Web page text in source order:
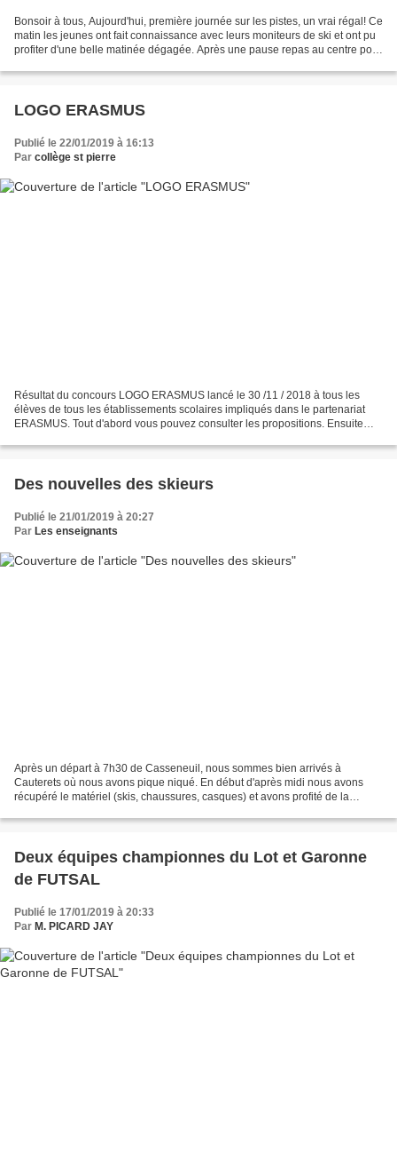
Bonsoir à tous, Aujourd'hui, première journée sur les pistes, un vrai régal! Ce
matin les jeunes ont fait connaissance avec leurs moniteurs de ski et ont pu
profiter d'une belle matinée dégagée. Après une pause repas au centre pour
LOGO ERASMUS
Publié le 22/01/2019 à 16:13
Par collège st pierre
Résultat du concours LOGO ERASMUS lancé le 30 /11 / 2018 à tous les
élèves de tous les établissements scolaires impliqués dans le partenariat
ERASMUS. Tout d'abord vous pouvez consulter les propositions. Ensuite
Des nouvelles des skieurs
Publié le 21/01/2019 à 20:27
Par Les enseignants
Après un départ à 7h30 de Casseneuil, nous sommes bien arrivés à
Cauterets où nous avons pique niqué. En début d'après midi nous avons
récupéré le matériel (skis, chaussures, casques) et avons profité de la
Deux équipes championnes du Lot et Garonne
de FUTSAL
Publié le 17/01/2019 à 20:33
Par M. PICARD JAY